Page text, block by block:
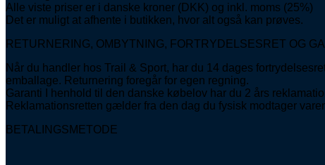
Alle viste priser er i danske kroner (DKK) og inkl. moms (25%)
Det er muligt at afhente i butikken, hvor alt også kan prøves.
RETURNERING, OMBYTNING, FORTRYDELSESRET OG
Når du handler hos Trail & Sport, har du 14 dages
emballage. Returnering foregår for egen regning.
Garanti I henhold til den danske købelov har du 2 års
Reklamationsretten gælder fra den dag du fysisk modtager
BETALINGSMETODE